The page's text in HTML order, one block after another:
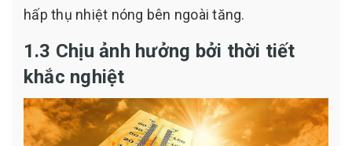
hấp thụ nhiệt nóng bên ngoài tăng.
1.3 Chịu ảnh hưởng bởi thời tiết
khắc nghiệt